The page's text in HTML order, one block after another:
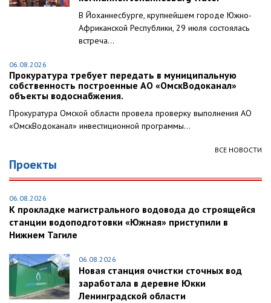
В Йоханнесбурге, крупнейшем городе Южно-
Африканской Республики, 29 июля состоялась
встреча...
06.08.2026
Прокуратура требует передать в муниципальную
собственность построенные АО «ОмскВодоканал»
объекты водоснабжения.
Прокуратура Омской области провела проверку выполнения АО
«ОмскВодоканал» инвестиционной программы...
ВСЕ НОВОСТИ
Проекты
06.08.2026
К прокладке магистрального водовода до строящейся
станции водоподготовки «Южная» приступили в
Нижнем Тагиле
06.08.2026
Новая станция очистки сточных вод
заработала в деревне Юкки
Ленинградской области